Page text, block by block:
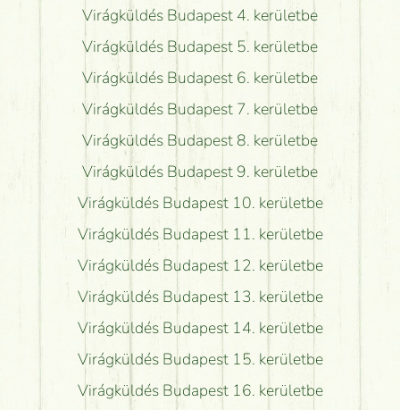
Virágküldés Budapest 4. kerületbe
Virágküldés Budapest 5. kerületbe
Virágküldés Budapest 6. kerületbe
Virágküldés Budapest 7. kerületbe
Virágküldés Budapest 8. kerületbe
Virágküldés Budapest 9. kerületbe
Virágküldés Budapest 10. kerületbe
Virágküldés Budapest 11. kerületbe
Virágküldés Budapest 12. kerületbe
Virágküldés Budapest 13. kerületbe
Virágküldés Budapest 14. kerületbe
Virágküldés Budapest 15. kerületbe
Virágküldés Budapest 16. kerületbe